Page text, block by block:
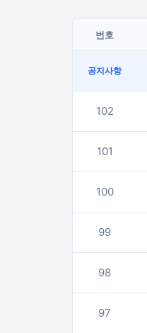
번호
공지사항
102
101
100
99
98
97